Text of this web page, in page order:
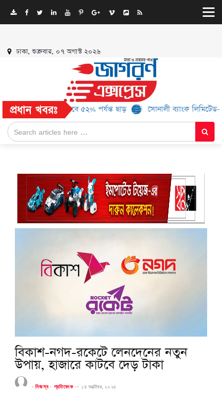
ঢাকা, শুক্রবার, ০৭ অগাস্ট ২০২৬
প্রধান খবরঃ
ব্র্যান্ড, মিলবে ৫২% পর্যন্ত ছাড় সোনালী ব্যাংক লিমিটেড-এর
বিকাশ-নগদ-রকেটে লেনদেনের নতুন
উপায়, হাজারে কাটবে দেড় টাকা
-নিজস্ব- প্রতিবেদক-- ১৪ অক্টোবর, ২০২৫